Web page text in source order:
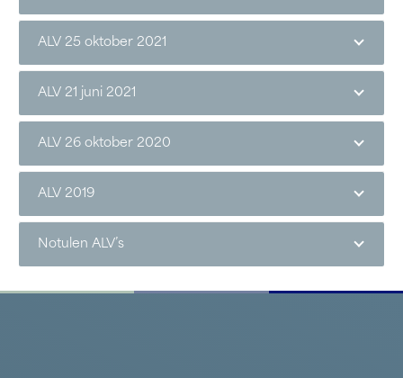
ALV 25 oktober 2021
ALV 21 juni 2021
ALV 26 oktober 2020
ALV 2019
Notulen ALV’s